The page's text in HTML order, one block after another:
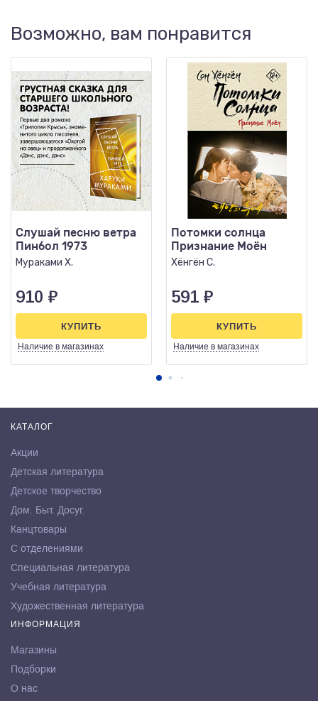
Возможно, вам понравится
Слушай песню ветра
Пинбол 1973
Мураками Х.
910 ₽
Наличие в магазинах
КУПИТЬ
Потомки солнца
Признание Моён
Хёнгён С.
591 ₽
Наличие в магазинах
КУПИТЬ
КАТАЛОГ
Акции
Детская литература
Детское творчество
Дом. Быт. Досуг.
Канцтовары
С отделениями
Специальная литература
Учебная литература
Художественная литература
ИНФОРМАЦИЯ
Магазины
Подборки
О нас